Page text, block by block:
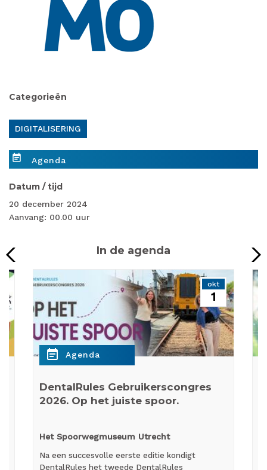
Categorieën
DIGITALISERING
event_note Agenda
Datum / tijd
20 december 2024
Aanvang: 00.00 uur
In de agenda
okt
1
event_note Agenda
DentalRules Gebruikerscongres
2026. Op het juiste spoor.
Het Spoorwegmuseum Utrecht
Na een succesvolle eerste editie kondigt
DentalRules het tweede DentalRules